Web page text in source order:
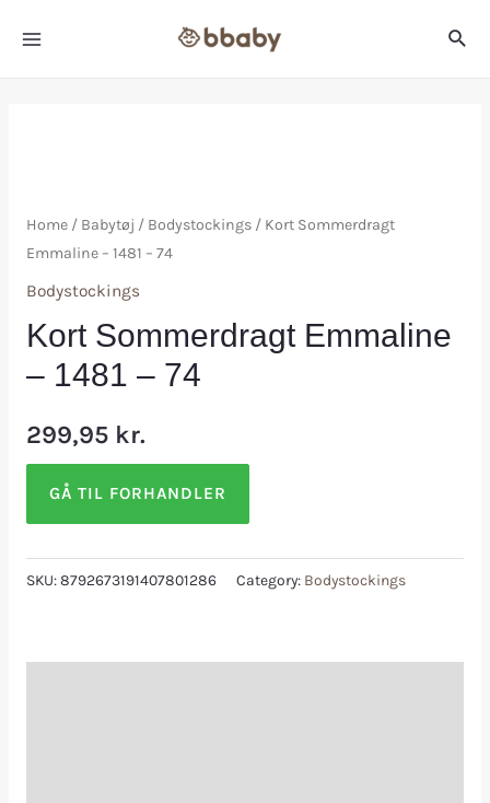
Home/ Babytøj / Bodystockings/ Kort Sommerdragt
Emmaline – 1481 – 74
Bodystockings
Kort Sommerdragt Emmaline
– 1481 – 74
299,95 kr.
GÅ TIL FORHANDLER
SKU:8792673191407801286 Category: Bodystockings